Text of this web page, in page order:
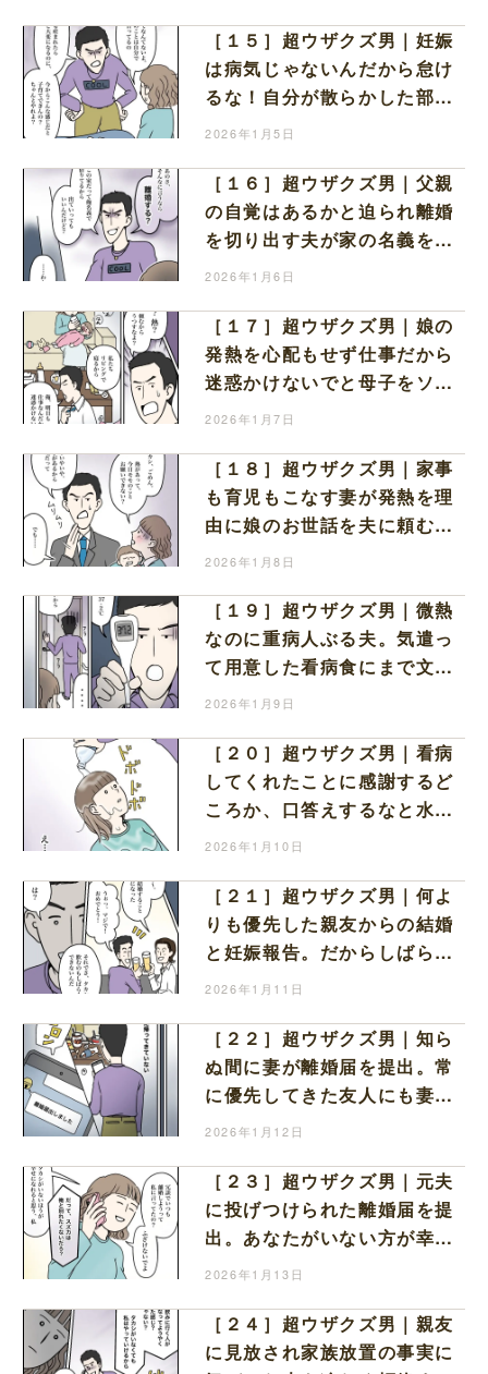
［１５］超ウザクズ男｜妊娠
は病気じゃないんだから怠け
るな！自分が散らかした部屋
の片づけを妊婦にさせる夫
2026年1月5日
［１６］超ウザクズ男｜父親
の自覚はあるかと迫られ離婚
を切り出す夫が家の名義を盾
に嫁を追い出そうとする
2026年1月6日
［１７］超ウザクズ男｜娘の
発熱を心配もせず仕事だから
迷惑かけないでと母子をソフ
ァで寝かせて平然とする最低
2026年1月7日
［１８］超ウザクズ男｜家事
も育児もこなす妻が発熱を理
由に娘のお世話を夫に頼むも
仕事があるからと断固拒否
2026年1月8日
［１９］超ウザクズ男｜微熱
なのに重病人ぶる夫。気遣っ
て用意した看病食にまで文句
を言われて呆然
2026年1月9日
［２０］超ウザクズ男｜看病
してくれたことに感謝するど
ころか、口答えするなと水を
浴びせられ目が覚めた
2026年1月10日
［２１］超ウザクズ男｜何よ
りも優先した親友からの結婚
と妊娠報告。だからしばらく
会えないと言われて言葉が出
2026年1月11日
［２２］超ウザクズ男｜知ら
ぬ間に妻が離婚届を提出。常
に優先してきた友人にも妻と
子どもを優先すると見放され
2026年1月12日
［２３］超ウザクズ男｜元夫
に投げつけられた離婚届を提
出。あなたがいない方が幸せ
になれると微笑む元妻の完全
2026年1月13日
［２４］超ウザクズ男｜親友
に見放され家族放置の事実に